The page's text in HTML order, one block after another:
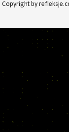
Copyright by